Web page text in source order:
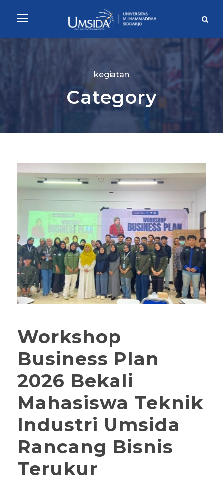
kegiatan
Category
Workshop
Business Plan
2026 Bekali
Mahasiswa Teknik
Industri Umsida
Rancang Bisnis
Terukur